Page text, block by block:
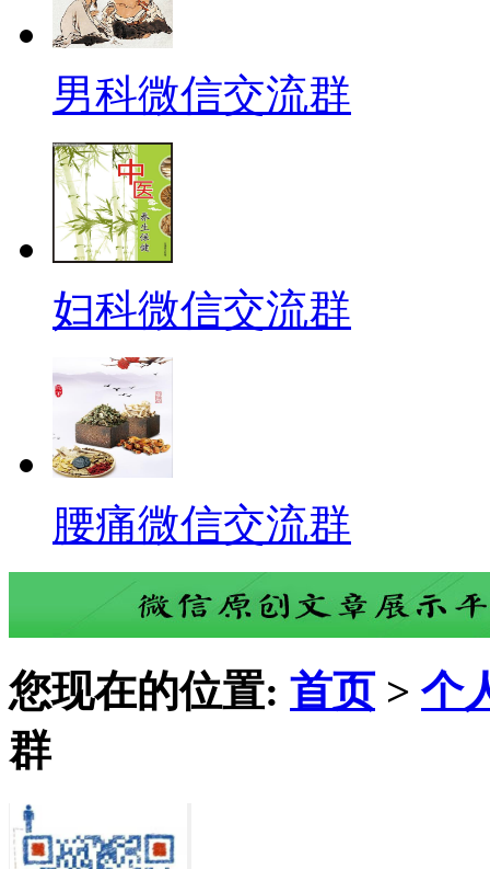
男科微信交流群
妇科微信交流群
腰痛微信交流群
您现在的位置: 首页 > 个
群